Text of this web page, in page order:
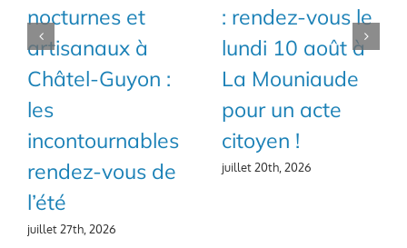
pour son 70ème
salon des
minéraux à
Châtel-Guyon !
juillet 19th, 2026
Jeunes de retour
pour sa 7ème
édition !
juillet 18th, 2026